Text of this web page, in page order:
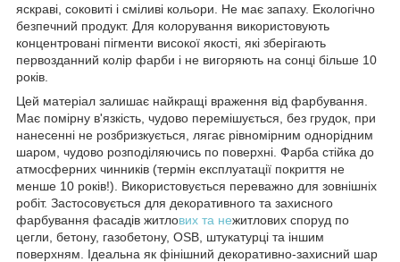
яскраві, соковиті і сміливі кольори. Не має запаху. Екологічно
безпечний продукт. Для колорування використовують
концентровані пігменти високої якості, які зберігають
первозданний колір фарби і не вигоряють на сонці більше 10
років.
Цей матеріал залишає найкращі враження від фарбування.
Має помірну в'язкість, чудово перемішується, без грудок, при
нанесенні не розбризкується, лягає рівномірним однорідним
шаром, чудово розподіляючись по поверхні. Фарба стійка до
атмосферних чинників (термін експлуатації покриття не
менше 10 років!). Використовується переважно для зовнішніх
робіт. Застосовується для декоративного та захисного
фарбування фасадів житлових та нежитлових споруд по
цегли, бетону, газобетону, OSB, штукатурці та іншим
поверхням. Ідеальна як фінішний декоративно-захисний шар